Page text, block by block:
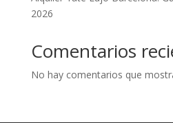
2026
Comentarios
No hay comentarios que